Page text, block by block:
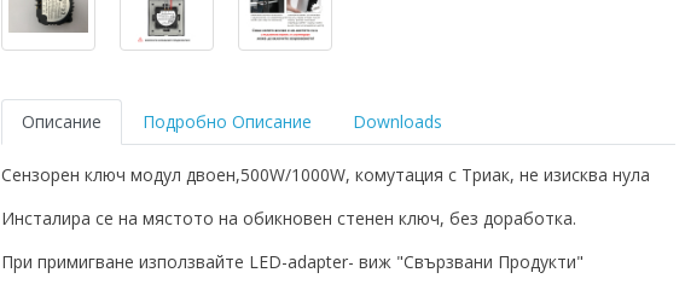
Описание
Подробно Описание Downloads
Сензорен ключ модул двоен,500W/1000W, комутация с Триак, не изисква нула
Инсталира се на мястото на обикновен стенен ключ, без доработка.
При примигване използвайте LED-adapter- виж "Свързвани Продукти"